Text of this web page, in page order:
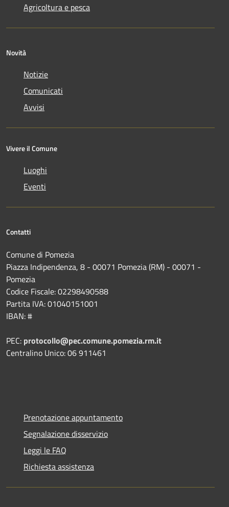
Agricoltura e pesca
Novità
Notizie
Comunicati
Avvisi
Vivere il Comune
Luoghi
Eventi
Contatti
Comune di Pomezia
Piazza Indipendenza, 8 - 00071 Pomezia (RM) - 00071 -
Pomezia
Codice Fiscale: 02298490588
Partita IVA: 01040151001
IBAN: #
PEC: protocollo@pec.comune.pomezia.rm.it
Centralino Unico: 06 911461
Prenotazione appuntamento
Segnalazione disservizio
Leggi le FAQ
Richiesta assistenza